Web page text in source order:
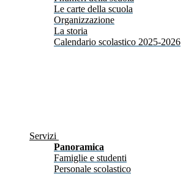
Le carte della scuola
Organizzazione
La storia
Calendario scolastico 2025-2026
Servizi
Panoramica
Famiglie e studenti
Personale scolastico